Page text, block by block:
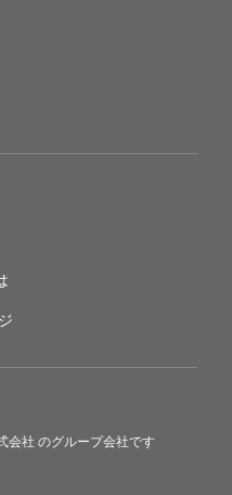
会社 のグループ会社です